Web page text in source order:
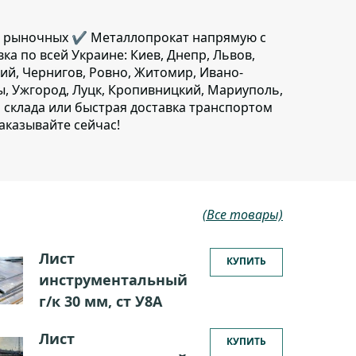
рыночных ✔️ Металлопрокат напрямую с
по всей Украине: Киев, Днепр, Львов,
Чернигов, Ровно, Житомир, Ивано-
Ужгород, Луцк, Кропивницкий, Мариуполь,
или быстрая доставка транспортом
сейчас!
(Все товары)
Лист
инструментальный
г/к 30 мм, ст У8А
КУПИТЬ
Лист
КУПИТЬ